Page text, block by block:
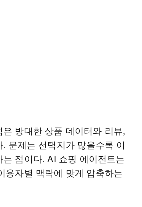
방대한 상품 데이터와 리뷰,
문제는 선택지가 많을수록 이
점이다. AI 쇼핑 에이전트는
용자별 맥락에 맞게 압축하는